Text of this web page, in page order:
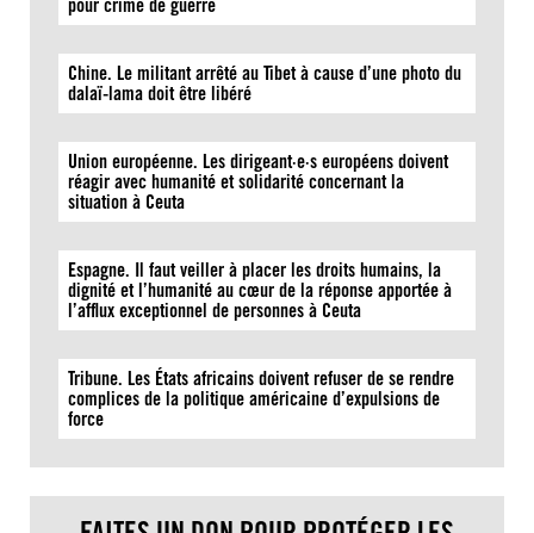
pour crime de guerre
Chine. Le militant arrêté au Tibet à cause d’une photo du
dalaï-lama doit être libéré
Union européenne. Les dirigeant·e·s européens doivent
réagir avec humanité et solidarité concernant la
situation à Ceuta
Espagne. Il faut veiller à placer les droits humains, la
dignité et l’humanité au cœur de la réponse apportée à
l’afflux exceptionnel de personnes à Ceuta
Tribune. Les États africains doivent refuser de se rendre
complices de la politique américaine d’expulsions de
force